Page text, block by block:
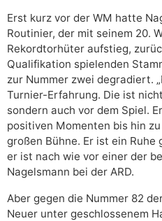
Erst kurz vor der WM hatte
Routinier, der mit seinem 20.
Rekordtorhüter aufstieg,
Qualifikation spielenden
zur Nummer zwei degradiert.
Turnier-Erfahrung. Die ist
sondern auch vor dem Spiel.
positiven Momenten bis hin
großen Bühne. Er ist ein
er ist nach wie vor einer der
Nagelsmann bei der ARD.
Aber gegen die Nummer 82
Neuer unter geschlossenem